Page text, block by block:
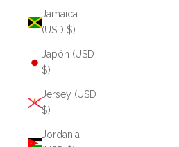
Jamaica
(USD $)
Japón (USD
$)
Jersey (USD
$)
Jordania